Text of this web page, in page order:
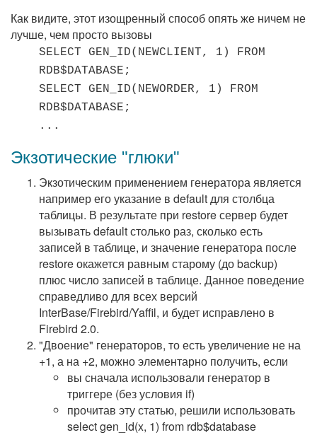
Как видите, этот изощренный способ опять же ничем не
лучше, чем просто вызовы
SELECT GEN_ID(NEWCLIENT, 1) FROM
RDB$DATABASE;
SELECT GEN_ID(NEWORDER, 1) FROM
RDB$DATABASE;
...
Экзотические "глюки"
Экзотическим применением генератора является
например его указание в default для столбца
таблицы. В результате при restore сервер будет
вызывать default столько раз, сколько есть
записей в таблице, и значение генератора после
restore окажется равным старому (до backup)
плюс число записей в таблице. Данное поведение
справедливо для всех версий
InterBase/Firebird/Yaffil, и будет исправлено в
Firebird 2.0.
"Двоение" генераторов, то есть увеличение не на
+1, а на +2, можно элементарно получить, если
вы сначала использовали генератор в
триггере (без условия if)
прочитав эту статью, решили использовать
select gen_id(x, 1) from rdb$database